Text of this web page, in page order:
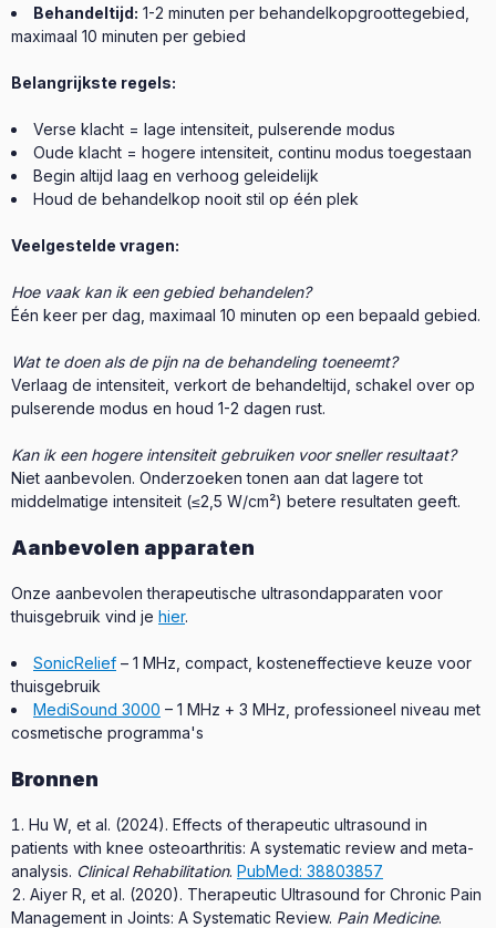
Behandeltijd: 1-2 minuten per behandelkopgroottegebied,
maximaal 10 minuten per gebied
Belangrijkste regels:
Verse klacht = lage intensiteit, pulserende modus
Oude klacht = hogere intensiteit, continu modus toegestaan
Begin altijd laag en verhoog geleidelijk
Houd de behandelkop nooit stil op één plek
Veelgestelde vragen:
Hoe vaak kan ik een gebied behandelen?
Één keer per dag, maximaal 10 minuten op een bepaald gebied.
Wat te doen als de pijn na de behandeling toeneemt?
Verlaag de intensiteit, verkort de behandeltijd, schakel over op
pulserende modus en houd 1-2 dagen rust.
Kan ik een hogere intensiteit gebruiken voor sneller resultaat?
Niet aanbevolen. Onderzoeken tonen aan dat lagere tot
middelmatige intensiteit (≤2,5 W/cm²) betere resultaten geeft.
Aanbevolen apparaten
Onze aanbevolen therapeutische ultrasondapparaten voor
thuisgebruik vind je hier.
SonicRelief – 1 MHz, compact, kosteneffectieve keuze voor
thuisgebruik
MediSound 3000 – 1 MHz + 3 MHz, professioneel niveau met
cosmetische programma's
Bronnen
Hu W, et al. (2024). Effects of therapeutic ultrasound in
patients with knee osteoarthritis: A systematic review and meta-
analysis. Clinical Rehabilitation. PubMed: 38803857
Aiyer R, et al. (2020). Therapeutic Ultrasound for Chronic Pain
Management in Joints: A Systematic Review. Pain Medicine.